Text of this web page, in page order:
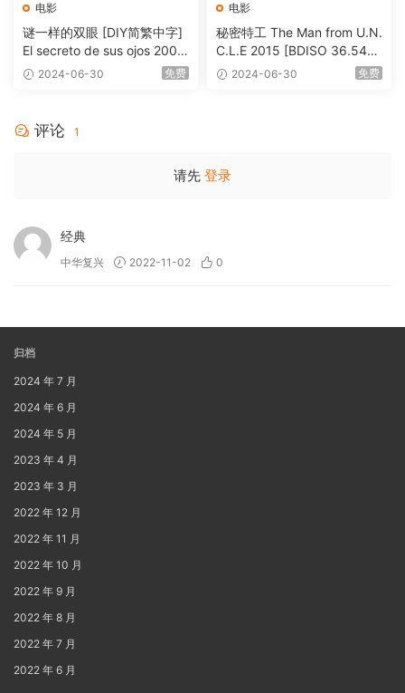
电影
谜一样的双眼 [DIY简繁中字]
El secreto de sus ojos 2009
1080p Blu-ray AVC DTS-HD
2024-06-30 免费
电影
秘密特工 The Man from U.N.
C.L.E 2015 [BDISO 36.54G
B] 2024-06-30 免费
评论 1
请先 登录
经典
中华复兴 2022-11-02 0
归档
2024 年 7 月
2024 年 6 月
2024 年 5 月
2023 年 4 月
2023 年 3 月
2022 年 12 月
2022 年 11 月
2022 年 10 月
2022 年 9 月
2022 年 8 月
2022 年 7 月
2022 年 6 月